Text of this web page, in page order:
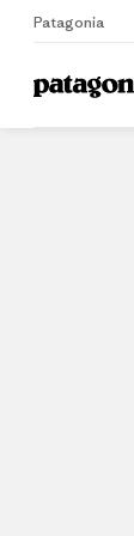
Patagonia
Home Händler